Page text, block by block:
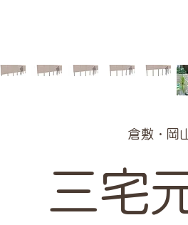
三宅
倉敷・岡